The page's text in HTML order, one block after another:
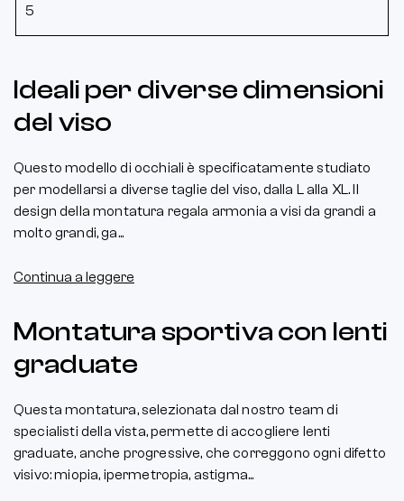
5
Ideali per diverse dimensioni
del viso
Questo modello di occhiali è specificatamente studiato
per modellarsi a diverse taglie del viso, dalla L alla XL. Il
design della montatura regala armonia a visi da grandi a
molto grandi, ga...
Continua a leggere
Montatura sportiva con lenti
graduate
Questa montatura, selezionata dal nostro team di
specialisti della vista, permette di accogliere lenti
graduate, anche progressive, che correggono ogni difetto
visivo: miopia, ipermetropia, astigma...